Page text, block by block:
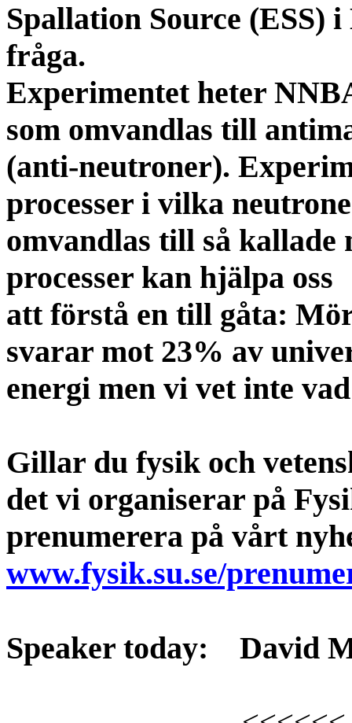
Spallation Source (ESS)
fråga.
Experimentet heter
som omvandlas till
(anti-neutroner).
processer i vilka
omvandlas till så kallade
processer kan hjälpa oss
att förstå en till gåta:
svarar mot 23% av
energi men vi vet inte
Gillar du fysik och
det vi organiserar på
prenumerera på vårt
www.fysik.su.se/
Speaker today: David